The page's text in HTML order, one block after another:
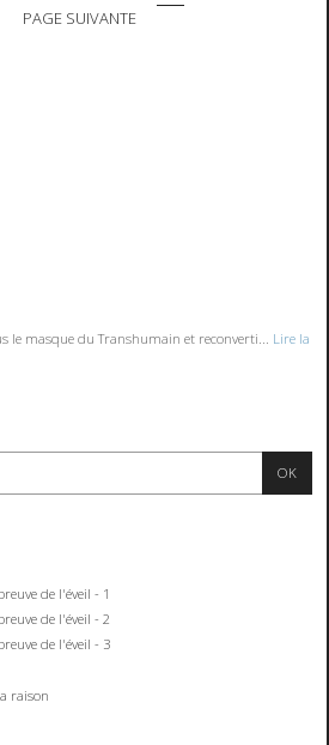
PAGE SUIVANTE
le masque du Transhumain et reconverti...
Lire la
de l'éveil - 1
de l'éveil - 2
de l'éveil - 3
raison